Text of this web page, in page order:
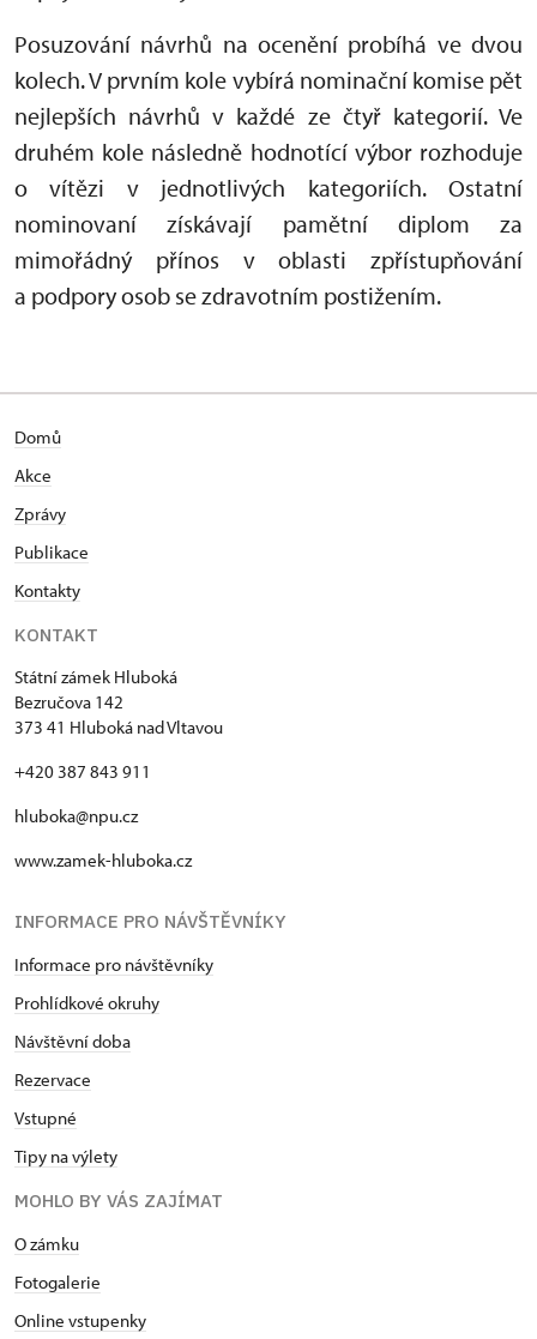
Posuzování návrhů na ocenění probíhá ve dvou
kolech. V prvním kole vybírá nominační komise pět
nejlepších návrhů v každé ze čtyř kategorií. Ve
druhém kole následně hodnotící výbor rozhoduje
o vítězi v jednotlivých kategoriích. Ostatní
nominovaní získávají pamětní diplom za
mimořádný přínos v oblasti zpřístupňování
a podpory osob se zdravotním postižením.
Domů
Akce
Zprávy
Publikace
Kontakty
KONTAKT
Státní zámek Hluboká
Bezručova 142
373 41 Hluboká nad Vltavou
+420 387 843 911
hluboka@npu.cz
www.zamek-hluboka.cz
INFORMACE PRO NÁVŠTĚVNÍKY
Informace pro návštěvníky
Prohlídkové okruhy
Návštěvní doba
Rezervace
Vstupné
Tipy na výlety
MOHLO BY VÁS ZAJÍMAT
O zámku
Fotogalerie
Online vstupenky